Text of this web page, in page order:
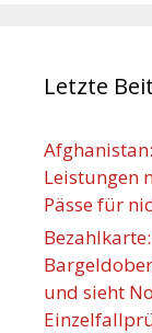
Letzte
Leistungen
Pässe für
und sieht